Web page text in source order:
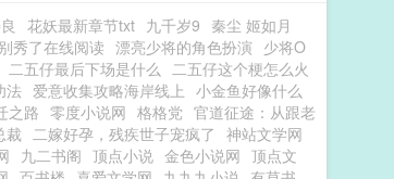
花妖最新章节txt 九千岁9 秦尘 姬如月
秀了在线阅读 漂亮少将的角色扮演 少将O
二五仔最后下场是什么 二五仔这个梗怎么火
法 爱意收集攻略海岸线上 小金鱼好像什么
之路 零度小说网 格格党 官道征途：从跟老
裁 二嫁好孕，残疾世子宠疯了 神站文学网
九二书阁 顶点小说 金色小说网 顶点文